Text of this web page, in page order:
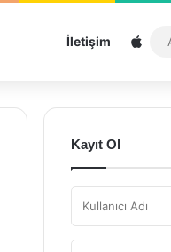
İletişim
Kayıt Ol